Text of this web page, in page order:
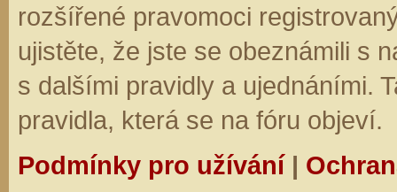
rozšířené pravomoci
ujistěte, že jste se obeznámili s
s dalšími pravidly a ujednáními.
pravidla, která se na fóru objeví.
Podmínky pro užívání|